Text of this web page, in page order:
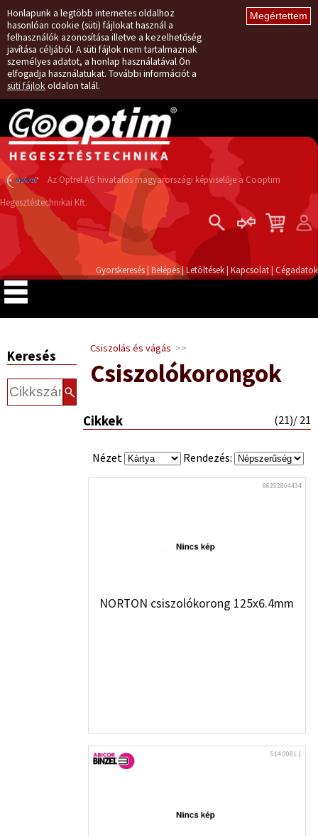
Honlapunk a legtöbb internetes oldalhoz
hasonlóan cookie (süti) fájlokat használ a
felhasználók azonosítása illetve a kezelhetőség
javítása céljából. A süti fájlok nem tartalmaznak
személyes adatot, a honlap használatával Ön
elfogadja használatukat. További információt a
süti fájlok oldalon talál.
Az Optrel AG hivatalos magyarországi képviselője a Cooptim
Hegesztéstechnikai Kft.
Belépés
Regisztráció
Gyorskeresés | Belépés|Letöltések| Kapcsolat| Cégadatok
Keresés Csiszolás és vágás >>
Csiszolókorongok
Cikkek (21)/ 21
Nézet Rendezés:
66252804434
NORTON csiszolókorong 125x6.4mm
514.0081.1